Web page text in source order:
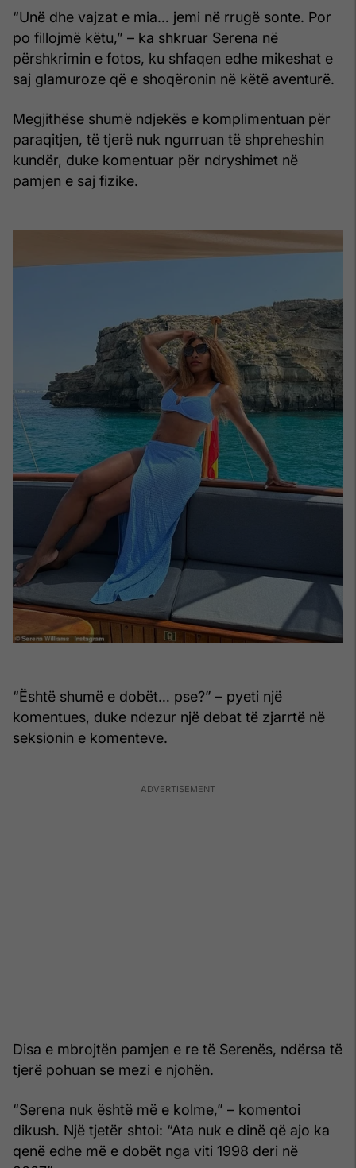
“Unë dhe vajzat e mia… jemi në rrugë sonte. Por
po fillojmë këtu,” – ka shkruar Serena në
përshkrimin e fotos, ku shfaqen edhe mikeshat e
saj glamuroze që e shoqëronin në këtë aventurë.
Megjithëse shumë ndjekës e komplimentuan për
paraqitjen, të tjerë nuk ngurruan të shpreheshin
kundër, duke komentuar për ndryshimet në
pamjen e saj fizike.
“Është shumë e dobët… pse?” – pyeti një
komentues, duke ndezur një debat të zjarrtë në
seksionin e komenteve.
Disa e mbrojtën pamjen e re të Serenës, ndërsa të
tjerë pohuan se mezi e njohën.
“Serena nuk është më e kolme,” – komentoi
dikush. Një tjetër shtoi: “Ata nuk e dinë që ajo ka
qenë edhe më e dobët nga viti 1998 deri në